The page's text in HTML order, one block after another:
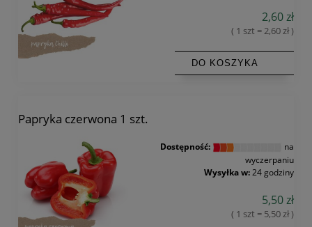
2,60 zł
( 1 szt = 2,60 zł )
DO KOSZYKA
Papryka czerwona 1 szt.
Dostępność:
na
wyczerpaniu
Wysyłka w:24 godziny
5,50 zł
( 1 szt = 5,50 zł )